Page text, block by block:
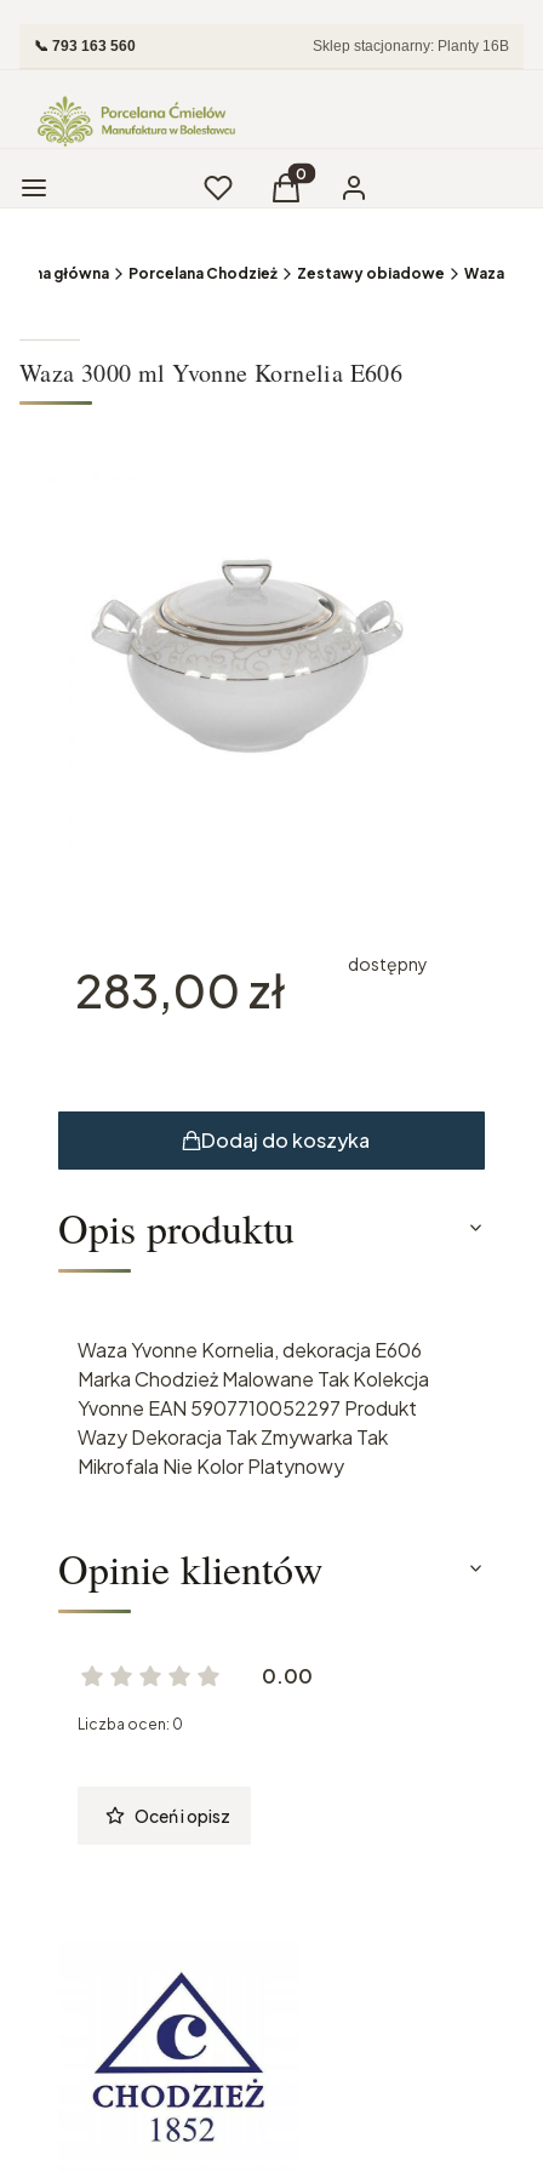
📞 793 163 560 Sklep stacjonarny: Planty 16B
Menu UlubioneProdukty w koszyku: 0.
Koszyk Zaloguj się
Strona główna Porcelana Chodzież Zestawy obiadowe Waza
Waza 3000 ml Yvonne Kornelia E606
Cena
283,00 zł dostępny
Dodaj do koszyka
Opis produktu
Waza Yvonne Kornelia, dekoracja E606
Marka Chodzież Malowane Tak Kolekcja
Yvonne EAN 5907710052297 Produkt
Wazy Dekoracja Tak Zmywarka Tak
Mikrofala Nie Kolor Platynowy
Opinie klientów
0.00
Liczba ocen: 0
Oceń i opisz